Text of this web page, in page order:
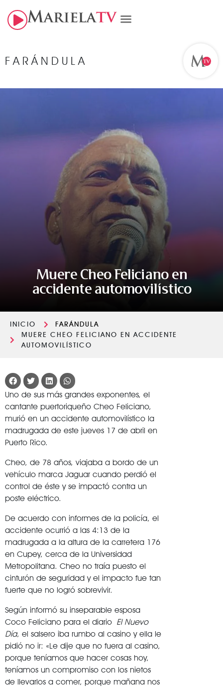
FARÁNDULA
Muere Cheo Feliciano en
accidente automovilístico
INICIO
FARÁNDULA
MUERE CHEO FELICIANO EN ACCIDENTE
AUTOMOVILÍSTICO
Uno de sus más grandes exponentes, el
cantante puertoriqueño Cheo Feliciano,
murió en un accidente automovilístico la
madrugada de este jueves 17 de abril en
Puerto Rico.
Cheo, de 78 años, viajaba a bordo de un
vehículo marca Jaguar cuando perdió el
control de éste y se impactó contra un
poste eléctrico.
De acuerdo con informes de la policía, el
accidente ocurrió a las 4:13 de la
madrugada a la altura de la carretera 176
en Cupey, cerca de la Universidad
Metropolitana. Cheo no traía puesto el
cinturón de seguridad y el impacto fue tan
fuerte que no logró sobrevivir.
Según informó su inseparable esposa
Coco Feliciano para el diario El Nuevo
Día, el salsero iba rumbo al casino y ella le
pidió no ir: «Le dije que no fuera al casino,
porque teníamos que hacer cosas hoy,
teníamos un compromiso con los nietos
de llevarlos a comer, porque mañana nos